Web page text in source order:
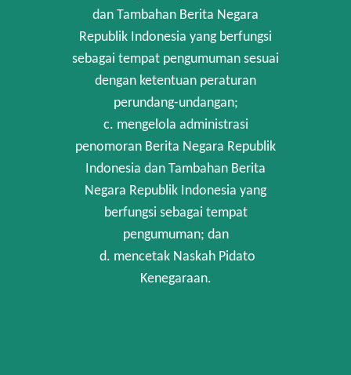
dan Tambahan Berita Negara
Republik Indonesia yang berfungsi
sebagai tempat pengumuman sesuai
dengan ketentuan peraturan
perundang-undangan;
c. mengelola administrasi
penomoran Berita Negara Republik
Indonesia dan Tambahan Berita
Negara Republik Indonesia yang
berfungsi sebagai tempat
pengumuman; dan
d. mencetak Naskah Pidato
Kenegaraan.